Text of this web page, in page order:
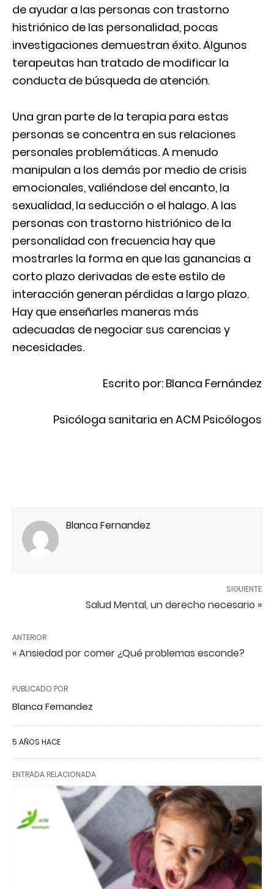
de ayudar a las personas con trastorno
histriónico de las personalidad, pocas
investigaciones demuestran éxito. Algunos
terapeutas han tratado de modificar la
conducta de búsqueda de atención.
Una gran parte de la terapia para estas
personas se concentra en sus relaciones
personales problemáticas. A menudo
manipulan a los demás por medio de crisis
emocionales, valiéndose del encanto, la
sexualidad, la seducción o el halago. A las
personas con trastorno histriónico de la
personalidad con frecuencia hay que
mostrarles la forma en que las ganancias a
corto plazo derivadas de este estilo de
interacción generan pérdidas a largo plazo.
Hay que enseñarles maneras más
adecuadas de negociar sus carencias y
necesidades.
Escrito por: Blanca Fernández
Psicóloga sanitaria en ACM Psicólogos
Blanca Fernandez
SIGUIENTE
Salud Mental, un derecho necesario »
ANTERIOR
« Ansiedad por comer ¿Qué problemas esconde?
PUBLICADO POR
Blanca Fernandez
5 AÑOS HACE
ENTRADA RELACIONADA